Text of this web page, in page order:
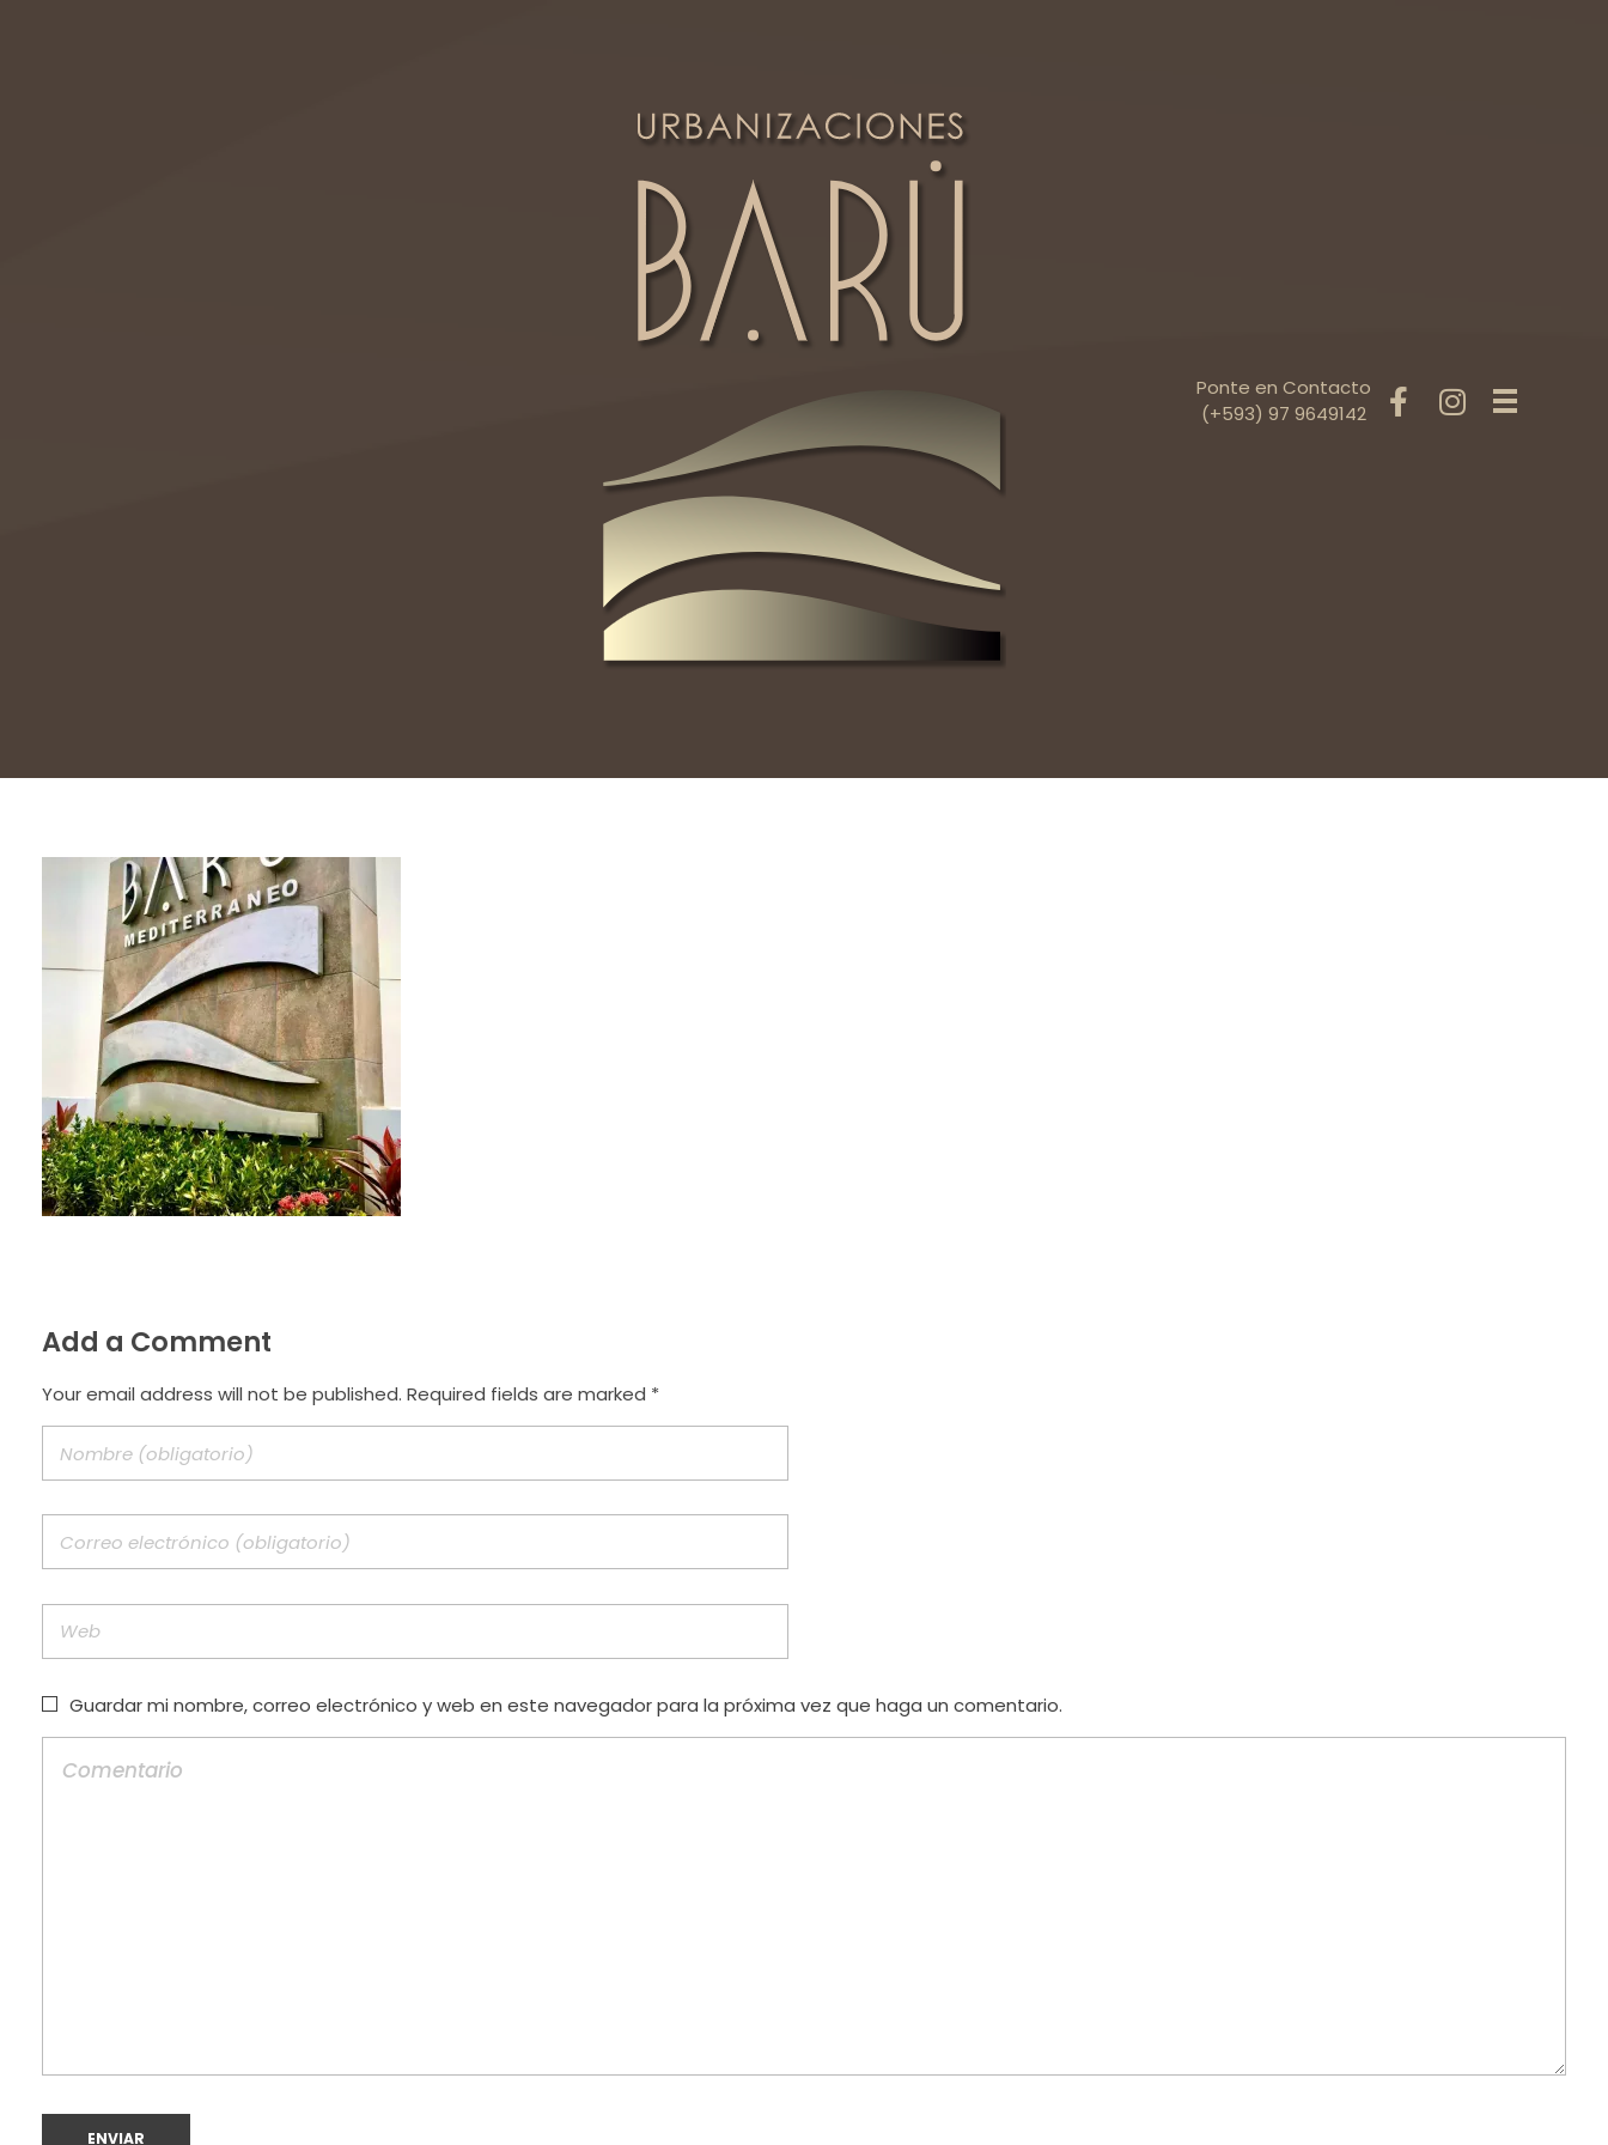
Ponte en Contacto
(+593) 97 9649142
Add a Comment
Your email address will not be published. Required fields are marked *
Guardar mi nombre, correo electrónico y web en este navegador para la próxima vez que haga un comentario.